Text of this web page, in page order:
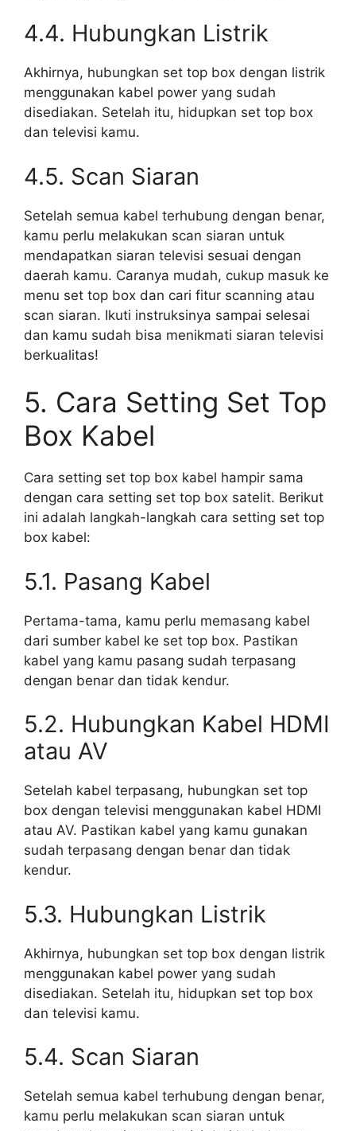
4.4. Hubungkan Listrik
Akhirnya, hubungkan set top box dengan listrik
menggunakan kabel power yang sudah
disediakan. Setelah itu, hidupkan set top box
dan televisi kamu.
4.5. Scan Siaran
Setelah semua kabel terhubung dengan benar,
kamu perlu melakukan scan siaran untuk
mendapatkan siaran televisi sesuai dengan
daerah kamu. Caranya mudah, cukup masuk ke
menu set top box dan cari fitur scanning atau
scan siaran. Ikuti instruksinya sampai selesai
dan kamu sudah bisa menikmati siaran televisi
berkualitas!
5. Cara Setting Set Top
Box Kabel
Cara setting set top box kabel hampir sama
dengan cara setting set top box satelit. Berikut
ini adalah langkah-langkah cara setting set top
box kabel:
5.1. Pasang Kabel
Pertama-tama, kamu perlu memasang kabel
dari sumber kabel ke set top box. Pastikan
kabel yang kamu pasang sudah terpasang
dengan benar dan tidak kendur.
5.2. Hubungkan Kabel HDMI
atau AV
Setelah kabel terpasang, hubungkan set top
box dengan televisi menggunakan kabel HDMI
atau AV. Pastikan kabel yang kamu gunakan
sudah terpasang dengan benar dan tidak
kendur.
5.3. Hubungkan Listrik
Akhirnya, hubungkan set top box dengan listrik
menggunakan kabel power yang sudah
disediakan. Setelah itu, hidupkan set top box
dan televisi kamu.
5.4. Scan Siaran
Setelah semua kabel terhubung dengan benar,
kamu perlu melakukan scan siaran untuk